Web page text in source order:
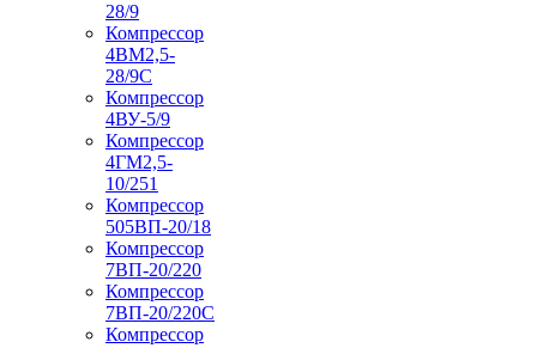
28/9
Компрессор
4ВМ2,5-
28/9С
Компрессор
4ВУ-5/9
Компрессор
4ГМ2,5-
10/251
Компрессор
505ВП-20/18
Компрессор
7ВП-20/220
Компрессор
7ВП-20/220С
Компрессор